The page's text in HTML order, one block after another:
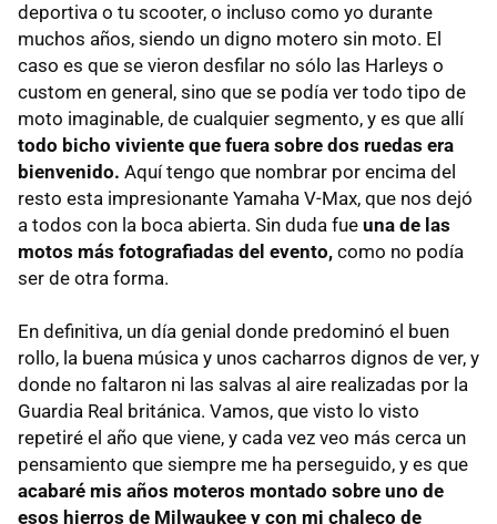
deportiva o tu scooter, o incluso como yo durante
muchos años, siendo un digno motero sin moto. El
caso es que se vieron desfilar no sólo las Harleys o
custom en general, sino que se podía ver todo tipo de
moto imaginable, de cualquier segmento, y es que allí
todo bicho viviente que fuera sobre dos ruedas era
bienvenido. Aquí tengo que nombrar por encima del
resto esta impresionante Yamaha V-Max, que nos dejó
a todos con la boca abierta. Sin duda fue una de las
motos más fotografiadas del evento, como no podía
ser de otra forma.
En definitiva, un día genial donde predominó el buen
rollo, la buena música y unos cacharros dignos de ver, y
donde no faltaron ni las salvas al aire realizadas por la
Guardia Real británica. Vamos, que visto lo visto
repetiré el año que viene, y cada vez veo más cerca un
pensamiento que siempre me ha perseguido, y es que
acabaré mis años moteros montado sobre uno de
esos hierros de Milwaukee y con mi chaleco de